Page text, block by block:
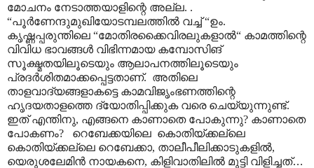
മോചനം നേടാത്തയാളിന്റെ അല്ല. .
“പൂർണേന്ദുമുഖിയോടമ്പലത്തിൽ വച്ച് “ഉം.
കൃഷ്ണപ്പരുന്തിലെ “മോതിരക്കൈവിരലുകളാൽ“ കാമത്തിന്റെ
വിവിധ ഭാവങ്ങൾ വിഭിന്നമായ കമ്പോസിങ്
സൂക്ഷ്മതയിലൂടെയും ആലാപനത്തിലൂടെയും
പ്രദർശിതമാക്കപ്പെട്ടതാണ്. അതിലെ
താളവാദ്യങ്ങളാകട്ടെ കാമവിജൃംഭണത്തിന്റെ
ഹൃദയതാളത്തെ ദ്യോതിപ്പിക്കുക വരെ ചെയ്യുന്നുണ്ട്.
ഇത് എന്തിനു, എങ്ങനെ കാണാതെ പോകുന്നു? കാണാതെ
പോകണം? റെബേക്കയിലെ കൊതിയ്ക്കല്ലെ
കൊതിയ്ക്കല്ലെ റെബേക്കാ, താലീപീലിക്കാടുകളിൽ,
യെരുശലേമിൻ നായകനെ, കിളിവാതിലിൽ മുട്ടി വിളിച്ചത്…